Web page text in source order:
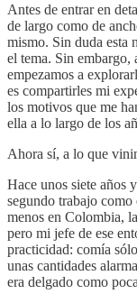
Antes de entrar en
de largo como de
mismo. Sin duda esta
el tema. Sin embargo,
empezamos a
es compartirles mi
los motivos que me
ella a lo largo de los
Ahora sí, a lo que
Hace unos siete años
segundo trabajo
menos en Colombia,
pero mi jefe de ese
practicidad: comía
unas cantidades
era delgado como